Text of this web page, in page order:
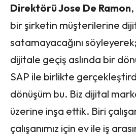
Direktörü Jose De Ramon
bir şirketin müşterilerine
satamayacağını
dijitale geçiş aslında bir
SAP ile birlikte
dönüşüm bu. Biz dijital
üzerine inşa ettik. Biri
çalışanımız için ev ile iş